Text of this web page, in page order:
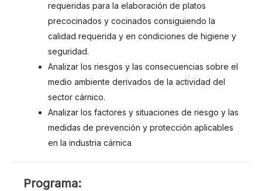
requeridas para la elaboración de platos
precocinados y cocinados consiguiendo la
calidad requerida y en condiciones de higiene y
seguridad.
Analizar los riesgos y las consecuencias sobre el
medio ambiente derivados de la actividad del
sector cárnico.
Analizar los factores y situaciones de riesgo y las
medidas de prevención y protección aplicables
en la industria cárnica
Programa: